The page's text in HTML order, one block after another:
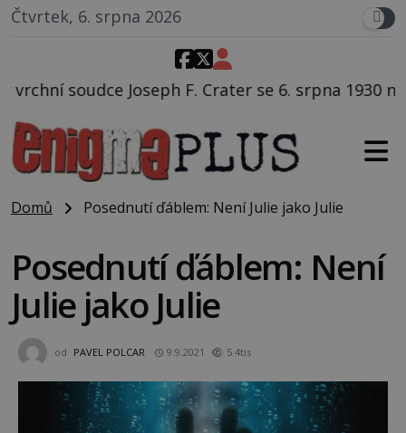
Čtvrtek, 6. srpna 2026
Crater se 6. srpna 1930 navečeří ve své
Domů Posednutí ďáblem: Není Julie jako Julie
Posednutí ďáblem: Není
Julie jako Julie
od PAVEL POLCAR 9.9.2021 5.4tis